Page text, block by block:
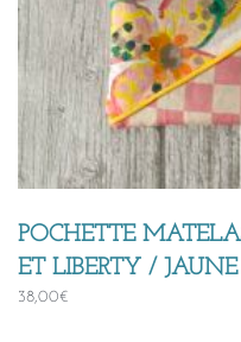
POCHETTE
ET LIBERTY /
38,00€